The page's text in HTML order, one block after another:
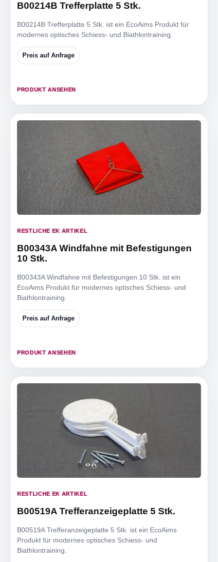
B00214B Trefferplatte 5 Stk.
B00214B Trefferplatte 5 Stk. ist ein EcoAims Produkt für
modernes optisches Schiess- und Biathlontraining.
Preis auf Anfrage
PRODUKT ANSEHEN
RESTLICHE EK ARTIKEL
B00343A Windfahne mit Befestigungen
10 Stk.
B00343A Windfahne mit Befestigungen 10 Stk. ist ein
EcoAims Produkt für modernes optisches Schiess- und
Biathlontraining.
Preis auf Anfrage
PRODUKT ANSEHEN
RESTLICHE EK ARTIKEL
B00519A Trefferanzeigeplatte 5 Stk.
B00519A Trefferanzeigeplatte 5 Stk. ist ein EcoAims
Produkt für modernes optisches Schiess- und
Biathlontraining.